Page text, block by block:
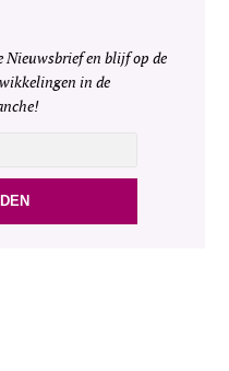
Nieuwsbrief en blijf op de
in de